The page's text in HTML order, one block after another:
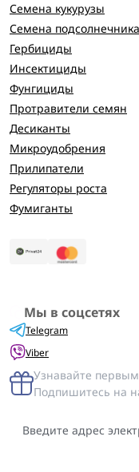
Семена кукурузы
Семена подсолнечника
Гербициды
Инсектициды
Фунгициды
Протравители семян
Десиканты
Микроудобрения
Прилипатели
Регуляторы роста
Фумиганты
Мы в соцсетях
Telegram
Viber
Узнавайте
Подпишитесь на